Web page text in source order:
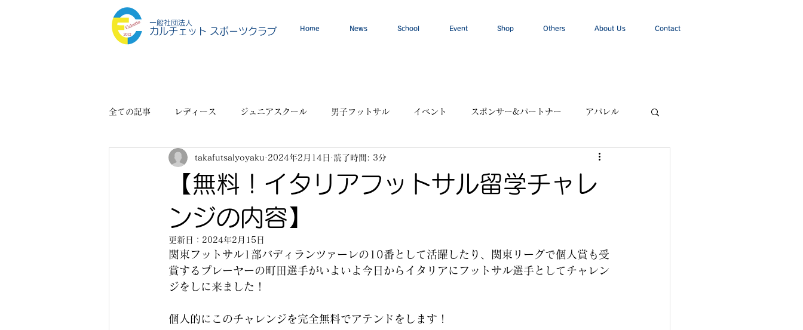
Home News School Event Shop Others About Us Contact
一般社団法人
カルチェット スポーツクラブ
全ての記事 レディース ジュニアスクール 男子フットサル イベント スポンサー&パートナー アパレル
スポーツショップ その他
【無料！イタリアフットサル留学チャレ
ンジの内容】
takafutsalyoyaku 2024年2月14日 読了時間: 3分
更新日： 2024年2月15日
関東フットサル1部バディランツァーレの10番として活躍したり、関東リーグで個人賞も受
賞するプレーヤーの町田選手がいよいよ今日からイタリアにフットサル選手としてチャレン
ジをしに来ました！
個人的にこのチャレンジを完全無料でアテンドをします！